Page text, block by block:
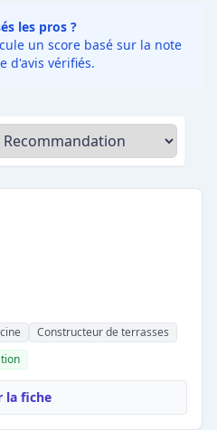
les pros ?
un score basé sur la note
d'avis vérifiés.
Constructeur de terrasses
la fiche